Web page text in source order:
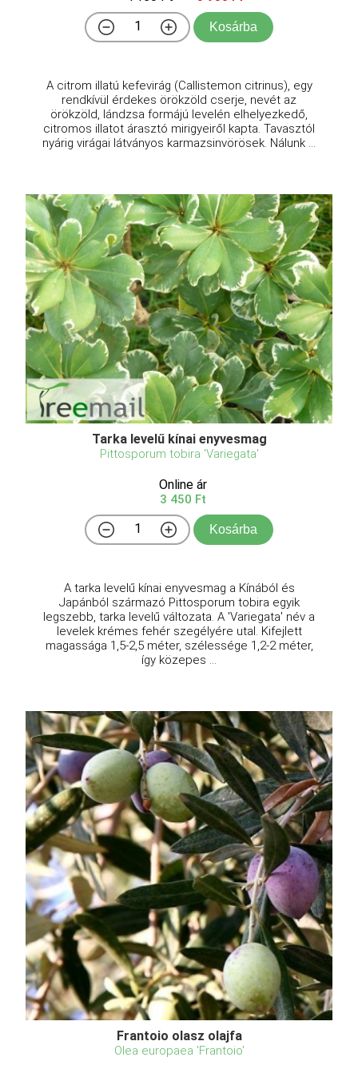
Kosárba
A citrom illatú kefevirág (Callistemon citrinus), egy
rendkívül érdekes örökzöld cserje, nevét az
örökzöld, lándzsa formájú levelén elhelyezkedő,
citromos illatot árasztó mirigyeiről kapta. Tavasztól
nyárig virágai látványos karmazsinvörösek. Nálunk ...
Tarka levelű kínai enyvesmag
Pittosporum tobira 'Variegata'
Online ár
3 450 Ft
Kosárba
A tarka levelű kínai enyvesmag a Kínából és
Japánból származó Pittosporum tobira egyik
legszebb, tarka levelű változata. A 'Variegata' név a
levelek krémes fehér szegélyére utal. Kifejlett
magassága 1,5-2,5 méter, szélessége 1,2-2 méter,
így közepes ...
Frantoio olasz olajfa
Olea europaea 'Frantoio'